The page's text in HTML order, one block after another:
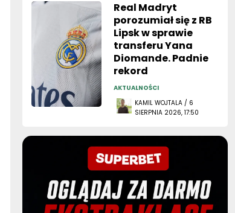
Real Madryt
porozumiał się z RB
Lipsk w sprawie
transferu Yana
Diomande. Padnie
rekord
AKTUALNOŚCI
KAMIL WOJTALA / 6
SIERPNIA 2026, 17:50